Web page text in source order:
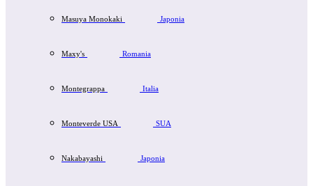
Masuya Monokaki Japonia
Maxy's Romania
Montegrappa Italia
Monteverde USA SUA
Nakabayashi Japonia